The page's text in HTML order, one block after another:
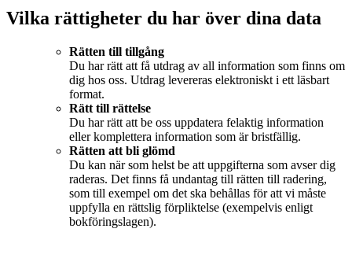
Vilka rättigheter du har över dina data
Rätten till tillgång
Du har rätt att få utdrag av all information som finns om
dig hos oss. Utdrag levereras elektroniskt i ett läsbart
format.
Rätt till rättelse
Du har rätt att be oss uppdatera felaktig information
eller komplettera information som är bristfällig.
Rätten att bli glömd
Du kan när som helst be att uppgifterna som avser dig
raderas. Det finns få undantag till rätten till radering,
som till exempel om det ska behållas för att vi måste
uppfylla en rättslig förpliktelse (exempelvis enligt
bokföringslagen).